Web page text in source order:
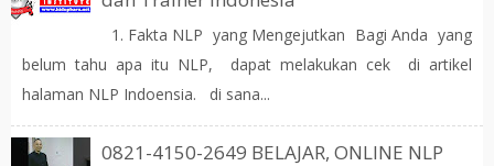
1. Fakta NLP yang Mengejutkan Bagi Anda yang
belum tahu apa itu NLP, dapat melakukan cek di artikel
halaman NLP Indoensia. di sana...
0821-4150-2649 BELAJAR, ONLINE NLP